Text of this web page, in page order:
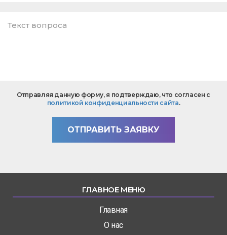
mail
вопроса
Отправляя данную форму, я подтверждаю, что согласен с
политикой конфиденциальности сайта.
ОТПРАВИТЬ ЗАЯВКУ
ГЛАВНОЕ МЕНЮ
Главная
О нас